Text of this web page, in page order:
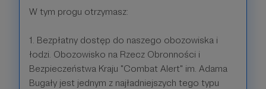
W tym progu otrzymasz:
1. Bezpłatny dostęp do naszego obozowiska i
łodzi. Obozowisko na Rzecz Obronności i
Bezpieczeństwa Kraju "Combat Alert" im. Adama
Bugały jest jednym z najładniejszych tego typu